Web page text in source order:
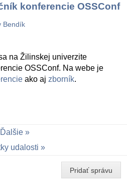
konferencie OSSConf
Bendík
na Žilinskej univerzite
OSSConf. Na webe je
ako aj zborník.
Ďalšie
udalosti
Pridať správu